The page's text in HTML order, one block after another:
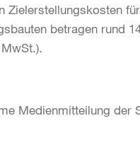
Zielerstellungskosten
betragen rund
Medienmitteilung der